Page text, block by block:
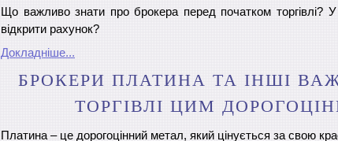
Що важливо знати про брокера перед початком торгівлі?
відкрити рахунок?
Докладніше...
БРОКЕРИ ПЛАТИНА ТА ІНШІ
ТОРГІВЛІ ЦИМ
Платина – це дорогоцінний метал, який цінується за свою